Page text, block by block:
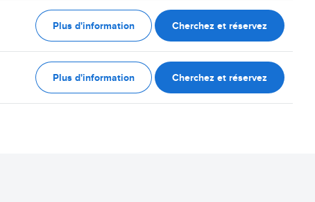
Plus d'information Cherchez et réservez
Plus d'information Cherchez et réservez